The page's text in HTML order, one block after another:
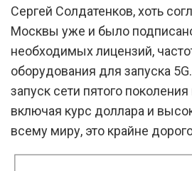
Сергей Солдатенков, хоть
Москвы уже и было
необходимых лицензий,
оборудования для запуска
запуск сети пятого
включая курс доллара и
всему миру, это крайне